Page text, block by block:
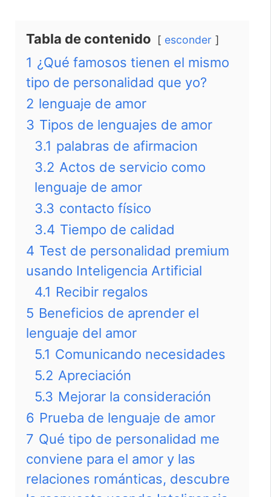
Tabla de contenido esconder
1 ¿Qué famosos tienen el mismo
tipo de personalidad que yo?
2 lenguaje de amor
3 Tipos de lenguajes de amor
3.1 palabras de afirmacion
3.2 Actos de servicio como
lenguaje de amor
3.3 contacto físico
3.4 Tiempo de calidad
4 Test de personalidad premium
usando Inteligencia Artificial
4.1 Recibir regalos
5 Beneficios de aprender el
lenguaje del amor
5.1 Comunicando necesidades
5.2 Apreciación
5.3 Mejorar la consideración
6 Prueba de lenguaje de amor
7 Qué tipo de personalidad me
conviene para el amor y las
relaciones románticas, descubre